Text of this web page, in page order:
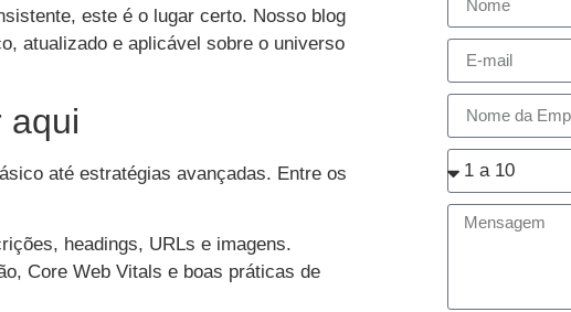
este é o lugar certo. Nosso blog
atualizado e aplicável sobre o universo
aqui
até estratégias avançadas. Entre os
headings, URLs e imagens.
Core Web Vitals e boas práticas de